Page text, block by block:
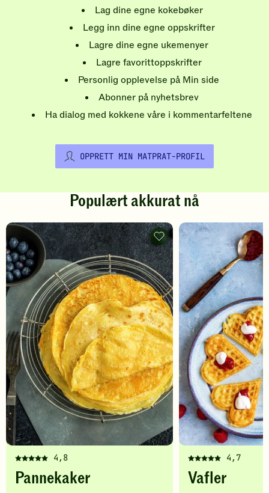
Lag dine egne kokebøker
Legg inn dine egne oppskrifter
Lagre dine egne ukemenyer
Lagre favorittoppskrifter
Personlig opplevelse på Min side
Abonner på nyhetsbrev
Ha dialog med kokkene våre i kommentarfeltene
OPPRETT MIN MATPRAT-PROFIL
Populært akkurat nå
4,8
Denne
oppskriften
Pannekaker
Pannekaker
-
legg
til
favoritter
4,7
Denne
oppskriften
Vafler